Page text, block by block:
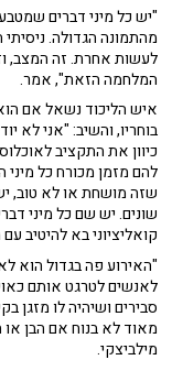
"יש כל מיני דברים
מהתמונה הגדולה.
לעשות אחרת. זה המצב,
המלחמה הזאת", אמר.
איש הליכוד נשאל אם
בוחריו, והשיב: "אני לא
כיוון את התקציב
להם מזמן מכורח כל מיני
שזה מושחת או לא טוב,
שונים. יש שם כל מיני
קואליציוני בא להיטיב
"האירוע פה בגדול הוא
לאנשים לטרגט אותם
סבירים ושיהיה לו מזגן
מאוד לא בנוח אם הבן או
מילביצקי.